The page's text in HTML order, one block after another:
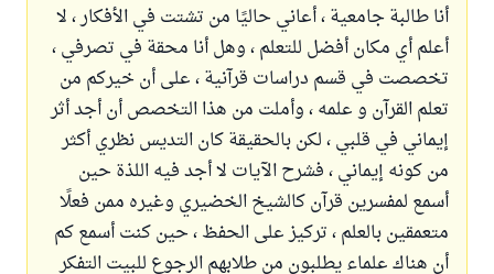
أنا طالبة جامعية ، أعاني حاليًا من تشتت في الأفكار ، لا
أعلم أي مكان أفضل للتعلم ، وهل أنا محقة في تصرفي ،
تخصصت في قسم دراسات قرآنية ، على أن خيركم من
تعلم القرآن و علمه ، وأملت من هذا التخصص أن أجد أثر
إيماني في قلبي ، لكن بالحقيقة كان التديس نظري أكثر
من كونه إيماني ، فشرح الآيات لا أجد فيه اللذة حين
أسمع لمفسرين قرآن كالشيخ الخضيري وغيره ممن فعلًا
متعمقين بالعلم ، تركيز على الحفظ ، حين كنت أسمع كم
أن هناك علماء يطلبون من طلابهم الرجوع للبيت التفكر